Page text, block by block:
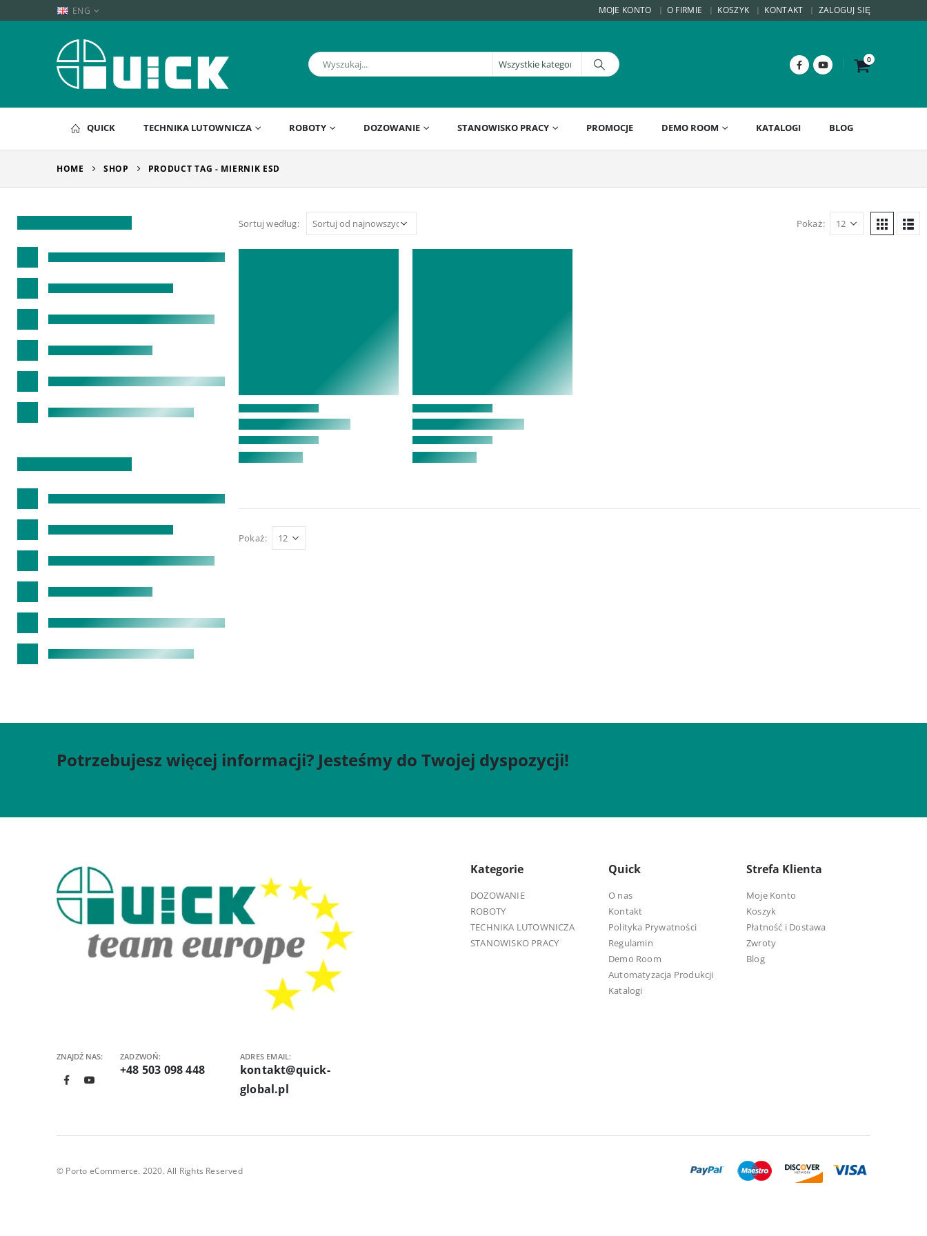
ENG MOJE KONTO O FIRMIE KOSZYK KONTAKT ZALOGUJ SIĘ
0
QUICK TECHNIKA LUTOWNICZA ROBOTY DOZOWANIE STANOWISKO PRACY PROMOCJE DEMO ROOM KATALOGI BLOG
HOME SHOP PRODUCT TAG - MIERNIK ESD
Sortuj według: Pokaż:
Pokaż:
Potrzebujesz więcej informacji? Jesteśmy do Twojej dyspozycji!
ZNAJDŹ NAS: ZADZWOŃ:
+48 503 098 448
ADRES EMAIL:
kontakt@quick-
global.pl
Kategorie
DOZOWANIE
ROBOTY
TECHNIKA LUTOWNICZA
STANOWISKO PRACY
Quick
O nas
Kontakt
Polityka Prywatności
Regulamin
Demo Room
Automatyzacja Produkcji
Katalogi
Strefa Klienta
Moje Konto
Koszyk
Płatność i Dostawa
Zwroty
Blog
© Porto eCommerce. 2020. All Rights Reserved